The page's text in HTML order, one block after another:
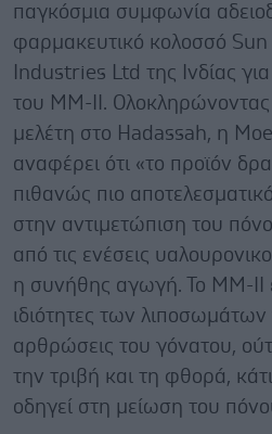
παγκόσμια συμφωνία
φαρμακευτικό κολοσσό
Industries Ltd της Ινδίας
του MM-II. Ολοκληρώνοντας
μελέτη στο Hadassah, η
αναφέρει ότι «το προϊόν
πιθανώς πιο
στην αντιμετώπιση του
από τις ενέσεις
η συνήθης αγωγή. Το ΜΜ-ΙΙ
ιδιότητες των λιποσωμάτων
αρθρώσεις του γόνατου,
την τριβή και τη φθορά,
οδηγεί στη μείωση του